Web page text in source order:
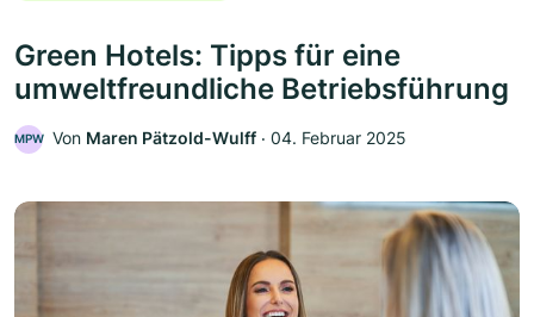
Green Hotels: Tipps für eine
umweltfreundliche Betriebsführung
MPW Von Maren Pätzold-Wulff ‧ 04. Februar 2025